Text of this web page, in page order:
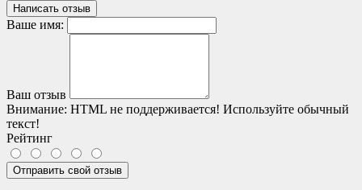
Написать отзыв
Ваше имя:
Ваш отзыв
Внимание: HTML не поддерживается! Используйте обычный
текст!
Рейтинг
Отправить свой отзыв